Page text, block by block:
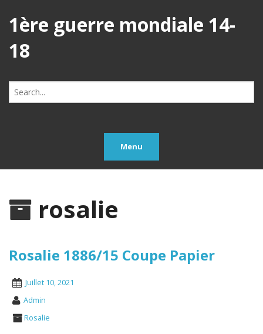
1ère guerre mondiale 14-
18
Search
for:
Menu
rosalie
Rosalie 1886/15 Coupe Papier
Juillet 10, 2021
Admin
Rosalie